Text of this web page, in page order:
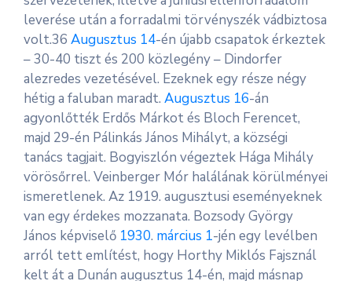
leverése után a forradalmi törvényszék vádbiztosa
volt.36 Augusztus 14-én újabb csapatok érkeztek
– 30-40 tiszt és 200 közlegény – Dindorfer
alezredes vezetésével. Ezeknek egy része négy
hétig a faluban maradt. Augusztus 16-án
agyonlőtték Erdős Márkot és Bloch Ferencet,
majd 29-én Pálinkás János Mihályt, a községi
tanács tagjait. Bogyiszlón végeztek Hága Mihály
vörösőrrel. Veinberger Mór halálának körülményei
ismeretlenek. Az 1919. augusztusi eseményeknek
van egy érdekes mozzanata. Bozsody György
János képviselő 1930. március 1-jén egy levélben
arról tett említést, hogy Horthy Miklós Fajsznál
kelt át a Dunán augusztus 14-én, majd másnap